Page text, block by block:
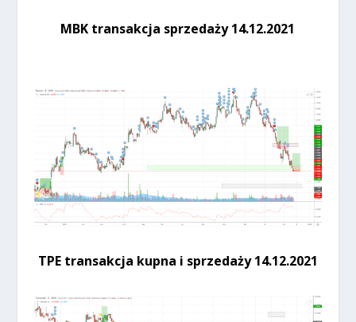
MBK transakcja sprzedaży 14.12.2021
TPE transakcja kupna i sprzedaży 14.12.2021